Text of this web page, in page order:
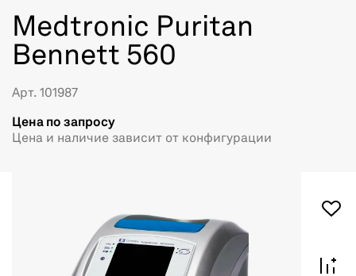
Medtronic Puritan
Bennett 560
Арт. 101987
Цена по запросу
Цена и наличие зависит от конфигурации